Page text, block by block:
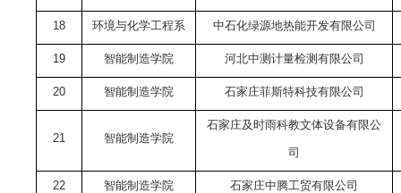
18 环境与化学工程系 中石化绿源地热能开发有限公司
19 智能制造学院 河北中测计量检测有限公司
20 智能制造学院 石家庄菲斯特科技有限公司
21 智能制造学院
石家庄及时雨科教文体设备有限公
司
22 智能制造学院 石家庄中腾工贸有限公司